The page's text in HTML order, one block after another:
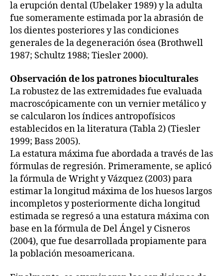
la erupción dental (Ubelaker 1989) y la adulta
fue someramente estimada por la abrasión de
los dientes posteriores y las condiciones
generales de la degeneración ósea (Brothwell
1987; Schultz 1988; Tiesler 2000).
Observación de los patrones bioculturales
La robustez de las extremidades fue evaluada
macroscópicamente con un vernier metálico y
se calcularon los índices antropofísicos
establecidos en la literatura (Tabla 2) (Tiesler
1999; Bass 2005).
La estatura máxima fue abordada a través de las
fórmulas de regresión. Primeramente, se aplicó
la fórmula de Wright y Vázquez (2003) para
estimar la longitud máxima de los huesos largos
incompletos y posteriormente dicha longitud
estimada se regresó a una estatura máxima con
base en la fórmula de Del Ángel y Cisneros
(2004), que fue desarrollada propiamente para
la población mesoamericana.